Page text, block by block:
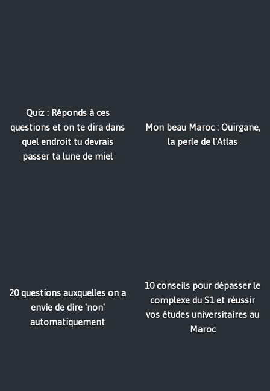
Quiz : Réponds à ces
questions et on te dira dans
quel endroit tu devrais
passer ta lune de miel
Mon beau Maroc : Ouirgane,
la perle de l'Atlas
20 questions auxquelles on a
envie de dire 'non'
automatiquement
10 conseils pour dépasser le
complexe du S1 et réussir
vos études universitaires au
Maroc